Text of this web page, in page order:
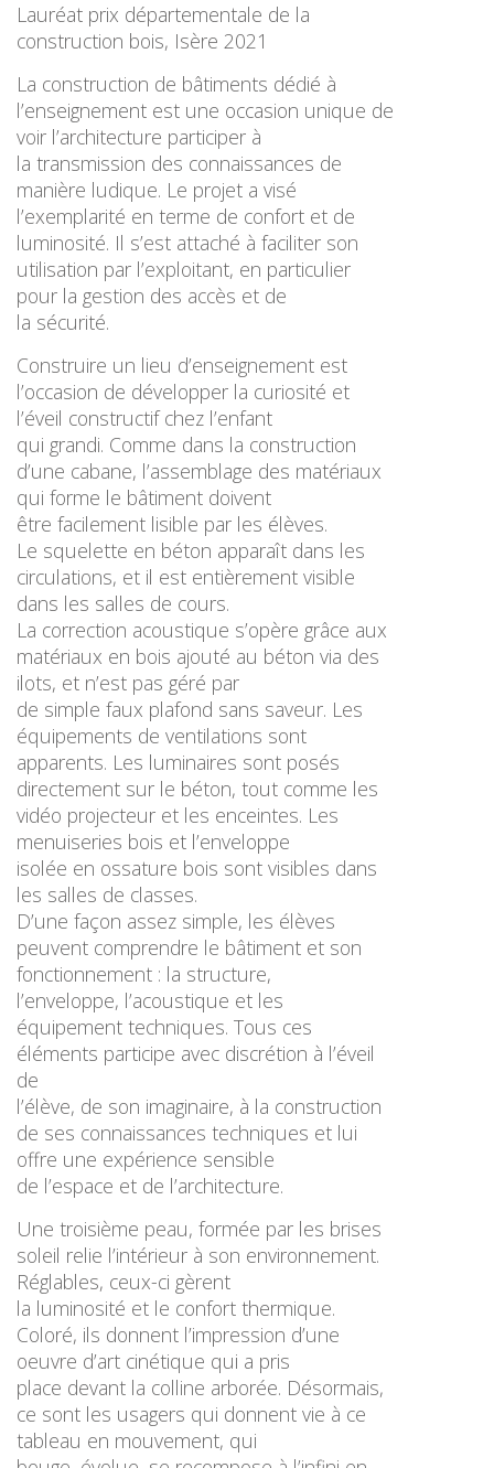
Lauréat prix départementale de la
construction bois, Isère 2021
La construction de bâtiments dédié à
l’enseignement est une occasion unique de
voir l’architecture participer à
la transmission des connaissances de
manière ludique. Le projet a visé
l’exemplarité en terme de confort et de
luminosité. Il s’est attaché à faciliter son
utilisation par l’exploitant, en particulier
pour la gestion des accès et de
la sécurité.
Construire un lieu d’enseignement est
l’occasion de développer la curiosité et
l’éveil constructif chez l’enfant
qui grandi. Comme dans la construction
d’une cabane, l’assemblage des matériaux
qui forme le bâtiment doivent
être facilement lisible par les élèves.
Le squelette en béton apparaît dans les
circulations, et il est entièrement visible
dans les salles de cours.
La correction acoustique s’opère grâce aux
matériaux en bois ajouté au béton via des
ilots, et n’est pas géré par
de simple faux plafond sans saveur. Les
équipements de ventilations sont
apparents. Les luminaires sont posés
directement sur le béton, tout comme les
vidéo projecteur et les enceintes. Les
menuiseries bois et l’enveloppe
isolée en ossature bois sont visibles dans
les salles de classes.
D’une façon assez simple, les élèves
peuvent comprendre le bâtiment et son
fonctionnement : la structure,
l’enveloppe, l’acoustique et les
équipement techniques. Tous ces
éléments participe avec discrétion à l’éveil
de
l’élève, de son imaginaire, à la construction
de ses connaissances techniques et lui
offre une expérience sensible
de l’espace et de l’architecture.
Une troisième peau, formée par les brises
soleil relie l’intérieur à son environnement.
Réglables, ceux-ci gèrent
la luminosité et le confort thermique.
Coloré, ils donnent l’impression d’une
oeuvre d’art cinétique qui a pris
place devant la colline arborée. Désormais,
ce sont les usagers qui donnent vie à ce
tableau en mouvement, qui